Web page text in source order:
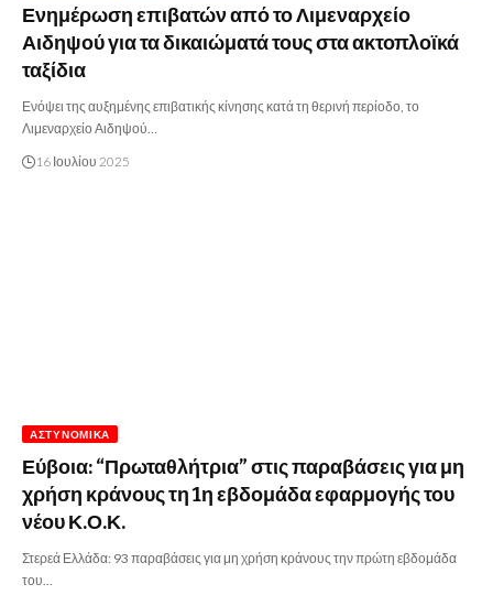
Ενημέρωση επιβατών από το Λιμεναρχείο
Αιδηψού για τα δικαιώματά τους στα ακτοπλοϊκά
ταξίδια
Ενόψει της αυξημένης επιβατικής κίνησης κατά τη θερινή περίοδο, το
Λιμεναρχείο Αιδηψού…
16 Ιουλίου 2025
ΑΣΤΥΝΟΜΙΚΆ
Εύβοια: “Πρωταθλήτρια” στις παραβάσεις για μη
χρήση κράνους τη 1η εβδομάδα εφαρμογής του
νέου Κ.Ο.Κ.
Στερεά Ελλάδα: 93 παραβάσεις για μη χρήση κράνους την πρώτη εβδομάδα
του…